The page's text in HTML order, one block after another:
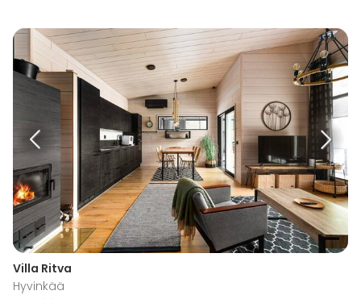
Villa Ritva
Hyvinkää